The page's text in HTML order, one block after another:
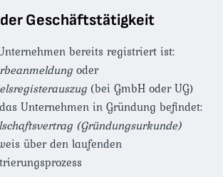
Geschäftstätigkeit
bereits registriert ist:
oder
(bei GmbH oder UG)
Unternehmen in Gründung befindet:
(Gründungsurkunde)
über den laufenden